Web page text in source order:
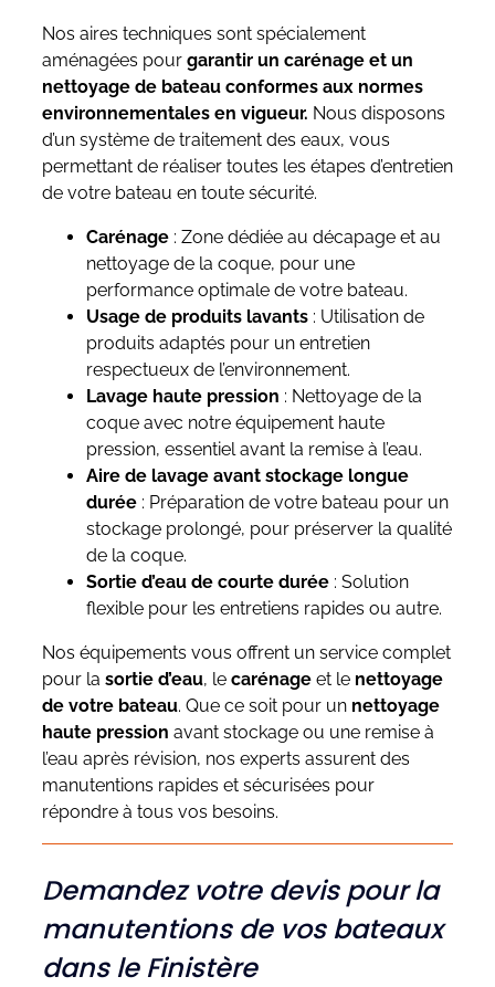
Nos aires techniques sont spécialement
aménagées pour garantir un carénage et un
nettoyage de bateau conformes aux normes
environnementales en vigueur. Nous disposons
d’un système de traitement des eaux, vous
permettant de réaliser toutes les étapes d’entretien
de votre bateau en toute sécurité.
Carénage : Zone dédiée au décapage et au
nettoyage de la coque, pour une
performance optimale de votre bateau.
Usage de produits lavants : Utilisation de
produits adaptés pour un entretien
respectueux de l’environnement.
Lavage haute pression : Nettoyage de la
coque avec notre équipement haute
pression, essentiel avant la remise à l’eau.
Aire de lavage avant stockage longue
durée : Préparation de votre bateau pour un
stockage prolongé, pour préserver la qualité
de la coque.
Sortie d’eau de courte durée : Solution
flexible pour les entretiens rapides ou autre.
Nos équipements vous offrent un service complet
pour la sortie d’eau, le carénage et le nettoyage
de votre bateau. Que ce soit pour un nettoyage
haute pression avant stockage ou une remise à
l’eau après révision, nos experts assurent des
manutentions rapides et sécurisées pour
répondre à tous vos besoins.
Demandez votre devis pour la
manutentions de vos bateaux
dans le Finistère